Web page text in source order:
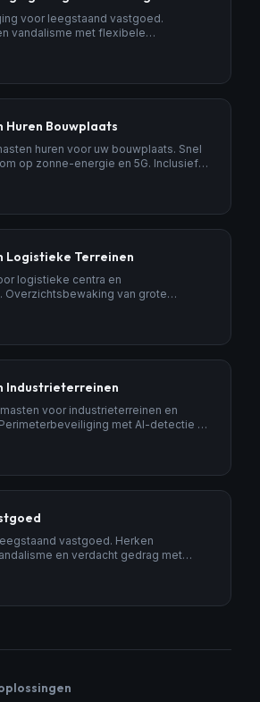
voor leegstaand vastgoed.
vandalisme met flexibele
Huren Bouwplaats
huren voor uw bouwplaats. Snel
op zonne-energie en 5G. Inclusief
Logistieke Terreinen
logistieke centra en
Overzichtsbewaking van grote
Industrieterreinen
voor industrieterreinen en
met AI-detectie en
vastgoed. Herken
en verdacht gedrag met